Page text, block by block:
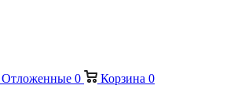
Отложенные 0 Корзина 0